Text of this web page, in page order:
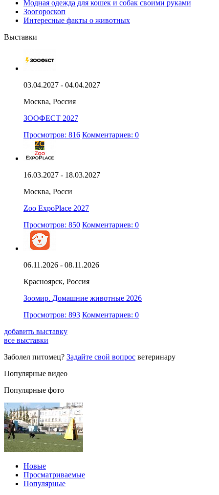
Модная одежда для кошек и собак своими руками
Зоогороскоп
Интересные факты о животных
Выставки
03.04.2027 - 04.04.2027
Москва, Россия
ЗООФЕСТ 2027
Просмотров: 816 Комментариев: 0
16.03.2027 - 18.03.2027
Москва, Росси
Zoo ExpoPlace 2027
Просмотров: 850 Комментариев: 0
06.11.2026 - 08.11.2026
Красноярск, Россия
Зоомир. Домашние животные 2026
Просмотров: 893 Комментариев: 0
добавить выставку
все выставки
Заболел питомец? Задайте свой вопрос ветеринару
Популярные видео
Популярные фото
Новые
Просматриваемые
Популярные